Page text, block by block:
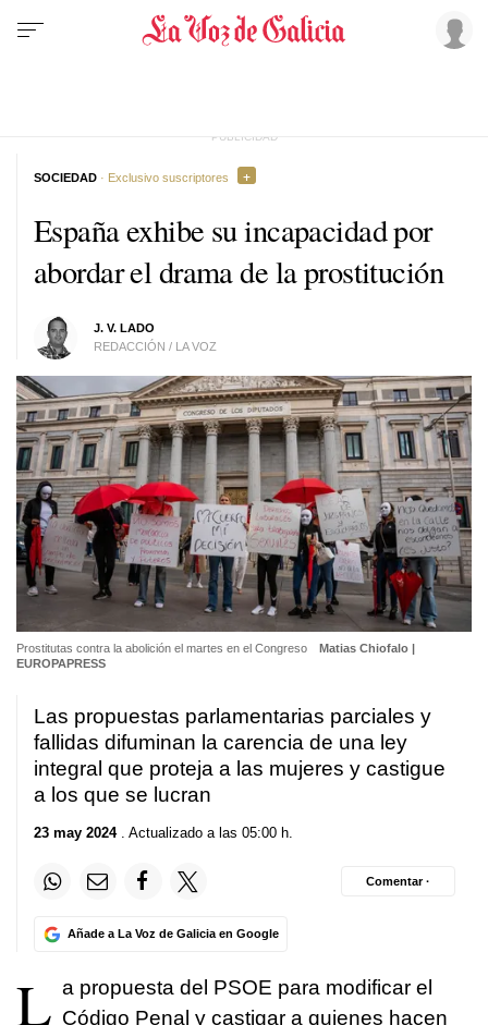
España exhibe su incapacidad por
abordar el drama de la prostitución
J. V. LADO
REDACCIÓN / LA VOZ
SOCIEDAD · Exclusivo suscriptores
Prostitutas contra la abolición el martes en el Congreso
Matias Chiofalo |
EUROPAPRESS
Las propuestas parlamentarias parciales y
fallidas difuminan la carencia de una ley
integral que proteja a las mujeres y castigue
a los que se lucran
23 may 2024. Actualizado a las 05:00 h.
Añade a La Voz de Galicia en Google
Comentar ·
L a propuesta del PSOE para modificar el
Código Penal y castigar a quienes hacen